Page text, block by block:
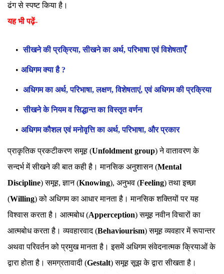
ढंग से स्पष्ट किया है।
यह भी पढ़ें-
सीखने की प्रक्रिया, सीखने का अर्थ, परिभाषा एवं विशेषताएँ
अधिगम क्या है ?
अधिगम का अर्थ, परिभाषा, लक्षण, विशेषताएं, एवं अधिगम की प्रक्रिया
सीखने के नियम व सिद्धान्त का विस्तृत वर्णन
अधिगम कौशल एवं मनोवृत्ति का अर्थ, परिभाषा, और प्रकार
प्राकृतिक प्रकटीकरण समूह (Unfoldment group) ने वातावरण के
सन्दर्भ में सीखने की बात कही है। मानसिक अनुशासन (Mental
Discipline) समूह, ज्ञान (Knowing), अनुभव (Feeling) तथा इच्छा
(Willing) को अधिगम का आधार मानता है। मानसिक शक्तियों पर यह
विश्वास करता है। आत्मबोध (Apperception) समूह नवीन विचारों का
आत्मबोध करता है। व्यवहारवाद (Behaviourism) समूह व्यवहार में रूपान्तर
अथवा परिवर्तन को प्रमुख मानता है। इसमें अधिगम संवेदनात्मक क्रियाओं के
द्वारा होता है। समग्रतावादी (Gestalt) समूह सूझ के द्वारा सीखता है।